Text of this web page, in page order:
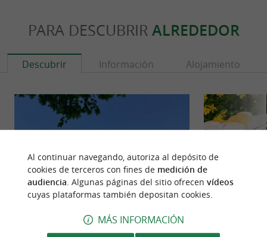
PARA DESCUBRIR ALREDEDOR
Descubrir Información Alojamiento
Al continuar navegando, autoriza al depósito de
cookies de terceros con fines de medición de
audiencia. Algunas páginas del sitio ofrecen vídeos
cuyas plataformas también depositan cookies.
MÁS INFORMACIÓN